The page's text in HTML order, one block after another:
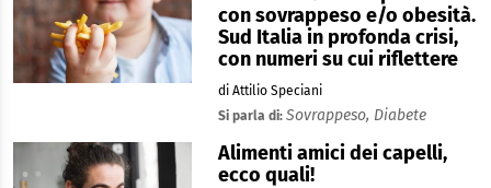
con sovrappeso e/o obesità.
Sud Italia in profonda crisi,
con numeri su cui riflettere
di Attilio Speciani
Si parla di: Sovrappeso, Diabete
Alimenti amici dei capelli,
ecco quali!